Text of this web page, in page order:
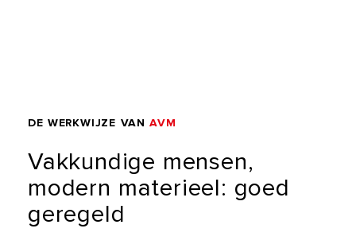
DE WERKWIJZE VAN AVM
Vakkundige mensen,
modern materieel: goed
geregeld